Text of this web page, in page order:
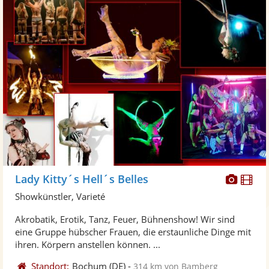
Lady Kitty´s Hell´s Belles
Showkünstler, Varieté
Akrobatik, Erotik, Tanz, Feuer, Bühnenshow! Wir sind
eine Gruppe hübscher Frauen, die erstaunliche Dinge mit
ihren. Körpern anstellen können. ...
Standort: Bochum (DE) -314 km von Bamberg